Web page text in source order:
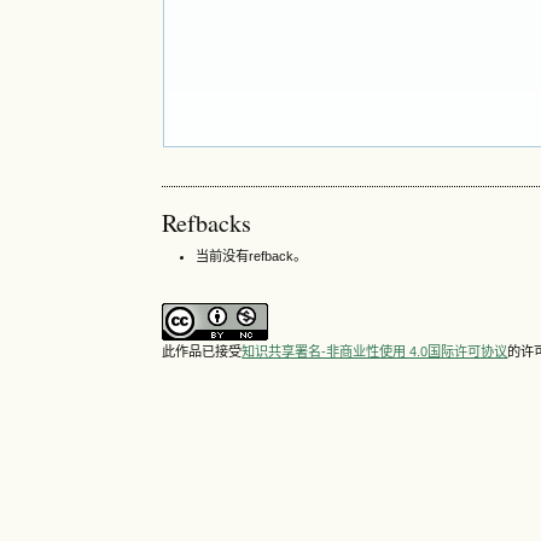
Refbacks
当前没有refback。
此作品已接受知识共享署名-非商业性使用 4.0国际许可协议的许